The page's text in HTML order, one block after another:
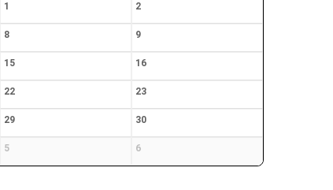
1 2
8 9
15 16
22 23
29 30
5 6